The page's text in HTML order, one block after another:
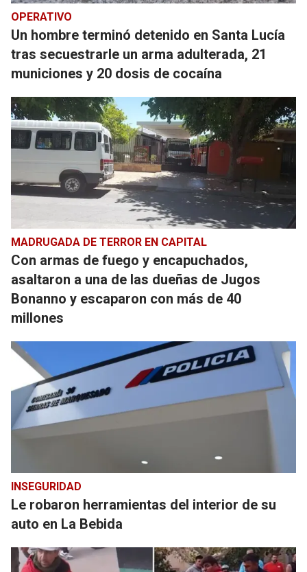
OPERATIVO
Un hombre terminó detenido en Santa Lucía
tras secuestrarle un arma adulterada, 21
municiones y 20 dosis de cocaína
MADRUGADA DE TERROR EN CAPITAL
Con armas de fuego y encapuchados,
asaltaron a una de las dueñas de Jugos
Bonanno y escaparon con más de 40
millones
INSEGURIDAD
Le robaron herramientas del interior de su
auto en La Bebida